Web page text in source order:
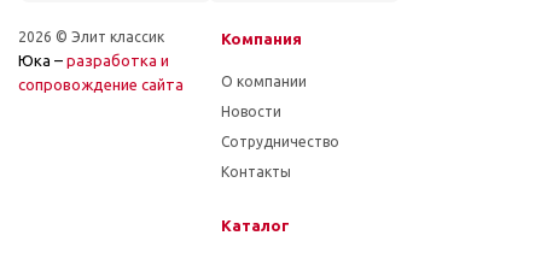
2026 © Элит классик
Юка – разработка и
cопровождение сайта
Компания
О компании
Новости
Сотрудничество
Контакты
Каталог